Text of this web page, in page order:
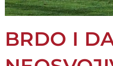
BRDO I